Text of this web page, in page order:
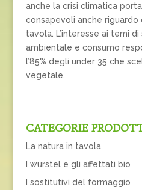
anche la crisi climatica
consapevoli anche
tavola. L’interesse ai temi
ambientale e consumo
l’85% degli under 35 che
vegetale.
CATEGORIE
La natura in tavola
I wurstel e gli affettati bio
I sostitutivi del formaggio